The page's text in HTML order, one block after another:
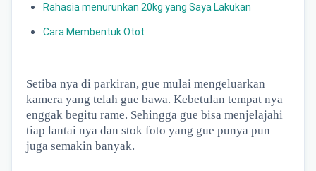
Rahasia menurunkan 20kg yang Saya Lakukan
Cara Membentuk Otot
Setiba nya di parkiran, gue mulai mengeluarkan
kamera yang telah gue bawa. Kebetulan tempat nya
enggak begitu rame. Sehingga gue bisa menjelajahi
tiap lantai nya dan stok foto yang gue punya pun
juga semakin banyak.